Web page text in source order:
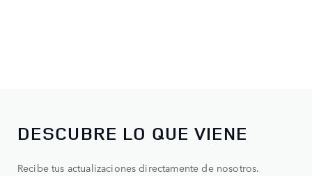
DESCUBRE LO QUE VIENE
Recibe tus actualizaciones directamente de nosotros.